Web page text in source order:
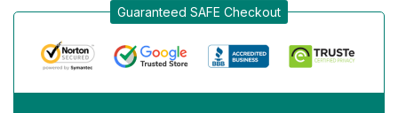
Guaranteed SAFE Checkout